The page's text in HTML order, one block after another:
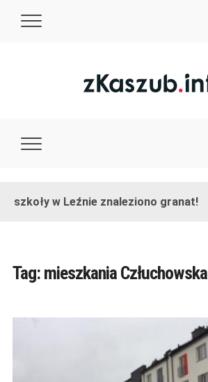
szkoły w Leźnie znaleziono granat!
Tag: mieszkania Człuchowska